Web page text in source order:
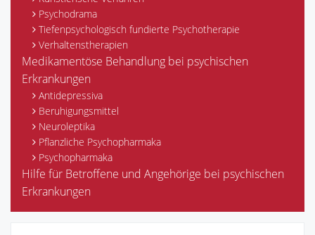
Psychodrama
Tiefenpsychologisch fundierte Psychotherapie
Verhaltenstherapien
Medikamentöse Behandlung bei psychischen
Erkrankungen
Antidepressiva
Beruhigungsmittel
Neuroleptika
Pflanzliche Psychopharmaka
Psychopharmaka
Hilfe für Betroffene und Angehörige bei psychischen
Erkrankungen